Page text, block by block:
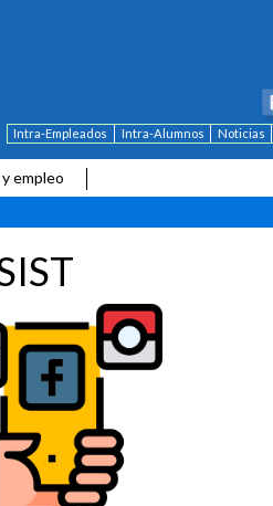
Intra-Empleados Intra-Alumnos Noticias
empleo